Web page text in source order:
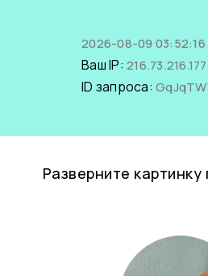
2026-08-09 03:52:16
Ваш IP: 216.73.216.177
ID запроса:
Разверните